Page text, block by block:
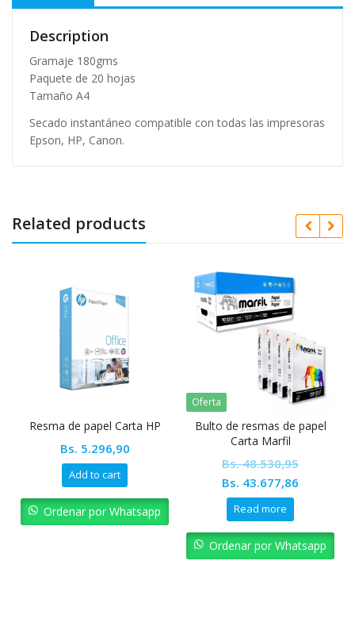
Description
Gramaje 180gms
Paquete de 20 hojas
Tamaño A4
Secado instantáneo compatible con todas las impresoras
Epson, HP, Canon.
Related products
Resma de papel Carta HP
Bs. 5.296,90
Add to cart
Ordenar por Whatsapp
Oferta
Bulto de resmas de papel
Carta Marfil
Bs.48.530,95
Original
price
was:
Bs. 48.530,95.
Bs. 43.677,86
Bs.
Read more
Ordenar por Whatsapp